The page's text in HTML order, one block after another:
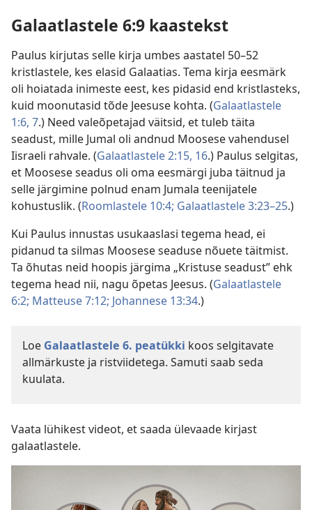
Galaatlastele 6:9 kaastekst
Paulus kirjutas selle kirja umbes aastatel 50–52
kristlastele, kes elasid Galaatias. Tema kirja eesmärk
oli hoiatada inimeste eest, kes pidasid end kristlasteks,
kuid moonutasid tõde Jeesuse kohta. (Galaatlastele
1:6, 7.) Need valeõpetajad väitsid, et tuleb täita
seadust, mille Jumal oli andnud Moosese vahendusel
Iisraeli rahvale. (Galaatlastele 2:15, 16.) Paulus selgitas,
et Moosese seadus oli oma eesmärgi juba täitnud ja
selle järgimine polnud enam Jumala teenijatele
kohustuslik. (Roomlastele 10:4; Galaatlastele 3:23–25.)
Kui Paulus innustas usukaaslasi tegema head, ei
pidanud ta silmas Moosese seaduse nõuete täitmist.
Ta õhutas neid hoopis järgima „Kristuse seadust” ehk
tegema head nii, nagu õpetas Jeesus. (Galaatlastele
6:2; Matteuse 7:12; Johannese 13:34.)
Loe Galaatlastele 6. peatükki koos selgitavate
allmärkuste ja ristviidetega. Samuti saab seda
kuulata.
Vaata lühikest videot, et saada ülevaade kirjast
galaatlastele.